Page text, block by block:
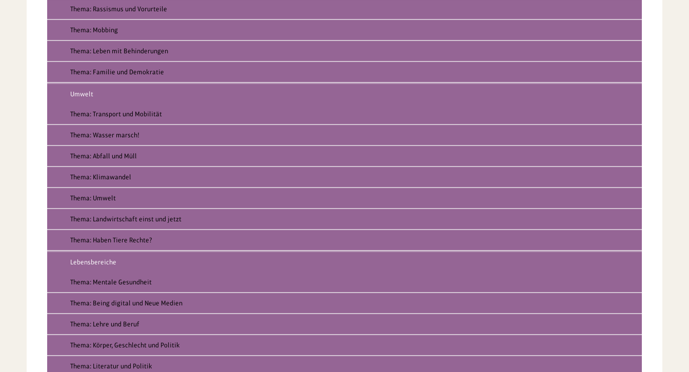
Thema: Rassismus und Vorurteile
Thema: Mobbing
Thema: Leben mit Behinderungen
Thema: Familie und Demokratie
Umwelt
Thema: Transport und Mobilität
Thema: Wasser marsch!
Thema: Abfall und Müll
Thema: Klimawandel
Thema: Umwelt
Thema: Landwirtschaft einst und jetzt
Thema: Haben Tiere Rechte?
Lebensbereiche
Thema: Mentale Gesundheit
Thema: Being digital und Neue Medien
Thema: Lehre und Beruf
Thema: Körper, Geschlecht und Politik
Thema: Literatur und Politik